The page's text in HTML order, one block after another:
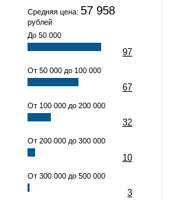
Средняя цена: 57 958
рублей
До 50 000
97
От 50 000 до 100 000
67
От 100 000 до 200 000
32
От 200 000 до 300 000
10
От 300 000 до 500 000
3